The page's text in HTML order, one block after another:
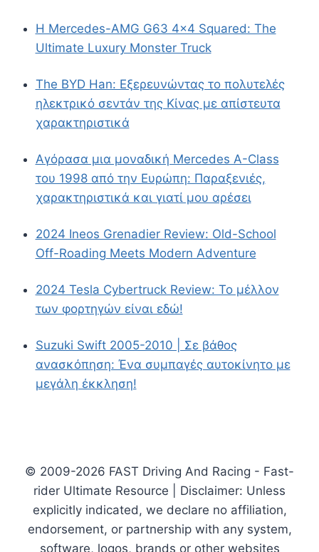
Η Mercedes-AMG G63 4×4 Squared: The
Ultimate Luxury Monster Truck
The BYD Han: Εξερευνώντας το πολυτελές
ηλεκτρικό σεντάν της Κίνας με απίστευτα
χαρακτηριστικά
Αγόρασα μια μοναδική Mercedes A-Class
του 1998 από την Ευρώπη: Παραξενιές,
χαρακτηριστικά και γιατί μου αρέσει
2024 Ineos Grenadier Review: Old-School
Off-Roading Meets Modern Adventure
2024 Tesla Cybertruck Review: Το μέλλον
των φορτηγών είναι εδώ!
Suzuki Swift 2005-2010 | Σε βάθος
ανασκόπηση: Ένα συμπαγές αυτοκίνητο με
μεγάλη έκκληση!
© 2009-2026 FAST Driving And Racing - Fast-
rider Ultimate Resource | Disclaimer: Unless
explicitly indicated, we declare no affiliation,
endorsement, or partnership with any system,
software, logos, brands or other websites